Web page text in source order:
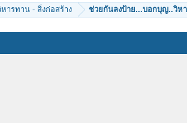
ารทาน - สิ่งก่อสร้าง ช่วยกันลงป้าย...บอกบุญ..วิห